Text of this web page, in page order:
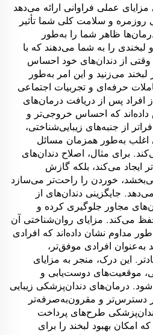
عملی فراوانی ارائه می‌دهد
و سلامت کلی شما تأثیر
ظاهر شما را به‌طور
را به شما می‌دهند که با
وقتی از دندان‌های خود احساس
می‌زنید و این امر به‌طور
حرفه‌ای و تجربیات اجتماعی
افراد پس از دریافت درمان‌های
داده‌اند که احساس خروجی‌تر و
از جنبه‌های زیبایی‌شناختی،
اغلب به‌طور همزمان مسائل
برای مثال، اصلاح دندان‌های
ایجاد می‌کند، بلکه گازش
خوردن را راحت‌تر می‌سازد
جایگزینی دندان‌های از
مجاور جلوگیری کرده و
می‌کند. مزایای روان‌شناختی آن
مداوم نشان داده‌اند که افرادی
به‌عنوان افرادی موفق‌تر،
این درک، منجر به مزایای
موقعیت‌های دوست‌یابی و
درمان‌های دندان‌پزشکی زیبایی
دسترس‌تر و مقرون‌به‌صرفه‌تر
طرح‌های پرداخت
امکان بهبود لبخند را برای